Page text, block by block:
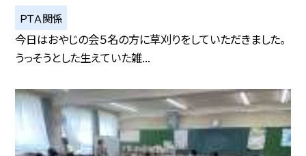
ＰＴＡ関係
今日はおやじの会５名の方に草刈りをしていただきました。
うっそうとした生えていた雑...